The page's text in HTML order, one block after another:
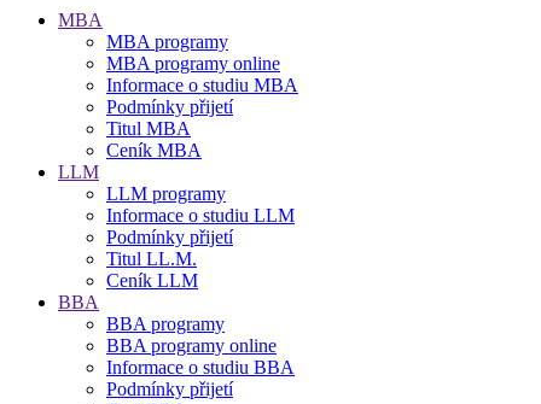
MBA
MBA programy
MBA programy online
Informace o studiu MBA
Podmínky přijetí
Titul MBA
Ceník MBA
LLM
LLM programy
Informace o studiu LLM
Podmínky přijetí
Titul LL.M.
Ceník LLM
BBA
BBA programy
BBA programy online
Informace o studiu BBA
Podmínky přijetí